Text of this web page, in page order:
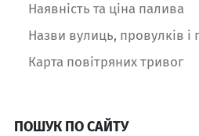
Наявність та ціна палива
Назви вулиць, провулків і
Карта повітряних тривог
ПОШУК ПО САЙТУ